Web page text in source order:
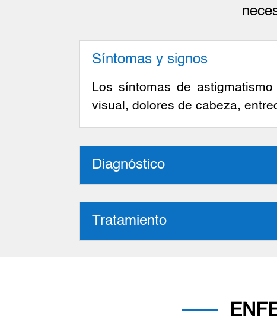
Síntomas y signos
Los síntomas de
visual, dolores de cabeza,
Diagnóstico
Tratamiento